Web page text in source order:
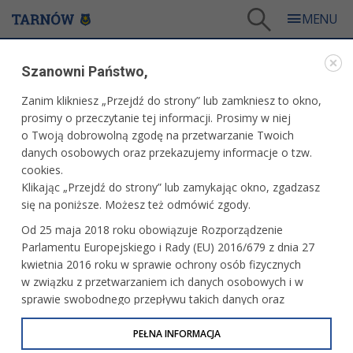
GALERIA - SPORT 2018
II Memoriał Krystiana Rempały
Unia Tarnów vs. Sandecja II Nowy Sącz
Tarnowski Jesienny Rajd Rowerowy
Sokołów
Szanowni Państwo,
Zanim klikniesz „Przejdź do strony” lub zamkniesz to okno,
prosimy o przeczytanie tej informacji. Prosimy w niej
o Twoją dobrowolną zgodę na przetwarzanie Twoich
danych osobowych oraz przekazujemy informacje o tzw.
cookies.
Klikając „Przejdź do strony” lub zamykając okno, zgadzasz
się na poniższe. Możesz też odmówić zgody.
Od 25 maja 2018 roku obowiązuje Rozporządzenie
Parlamentu Europejskiego i Rady (EU) 2016/679 z dnia 27
kwietnia 2016 roku w sprawie ochrony osób fizycznych
w związku z przetwarzaniem ich danych osobowych i w
sprawie swobodnego przepływu takich danych oraz
uchylenia dyrektywy 95/46/WE (określane jako RODO, GDPR
lub Ogólne Rozporządzenie o Ochronie Danych
PEŁNA INFORMACJA